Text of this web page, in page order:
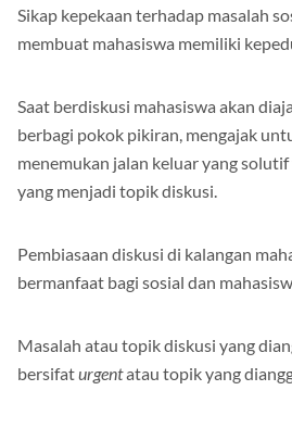
Sikap kepekaan terhadap masalah
membuat mahasiswa memiliki
Saat berdiskusi mahasiswa akan
berbagi pokok pikiran, mengajak
menemukan jalan keluar yang
yang menjadi topik diskusi.
Pembiasaan diskusi di kalangan
bermanfaat bagi sosial dan
Masalah atau topik diskusi yang
bersifaturgentatau topik yang